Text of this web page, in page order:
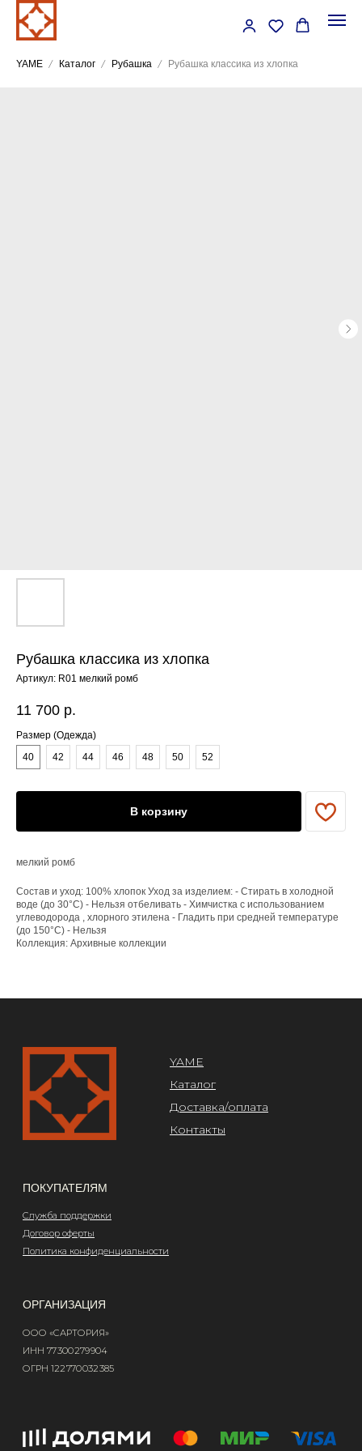
YAME Каталог Рубашка Рубашка классика из хлопка
Рубашка классика из хлопка
Артикул: R01 мелкий ромб
11 700 р.
Размер (Одежда)
40
42 44 46 48 50 52
В корзину
мелкий ромб
Состав и уход: 100% хлопок Уход за изделием: - Стирать в холодной
воде (до 30°C) - Нельзя отбеливать - Химчистка с использованием
углеводорода , хлорного этилена - Гладить при средней температуре
(до 150°C) - Нельзя
Коллекция: Архивные коллекции
YAME
Доставка/оплата
Контакты
ОРГАНИЗАЦИЯ
Служба поддержки
Политика конфиденциальности
Design by @abakumik